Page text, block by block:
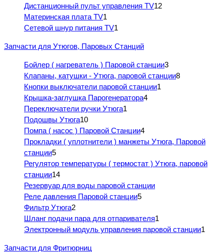
Дистанционный пульт управления TV12
Материнская плата TV1
Сетевой шнур питания TV1
Запчасти для Утюгов, Паровых Станций
Бойлер ( нагреватель ) Паровой станции3
Клапаны, катушки - Утюга, паровой станции8
Кнопки выключатели паровой станции1
Крышка-заглушка Парогенератора4
Переключатели ручки Утюга1
Подошвы Утюга10
Помпа ( насос ) Паровой Станции4
Прокладки ( уплотнители ) манжеты Утюга, Паровой
станции5
Регулятор температуры ( термостат ) Утюга, паровой
станции14
Резервуар для воды паровой станции
Реле давления Паровой станции5
Фильтр Утюга2
Шланг подачи пара для отпаривателя1
Электронный модуль управления паровой станции1
Запчасти для Фритюрниц